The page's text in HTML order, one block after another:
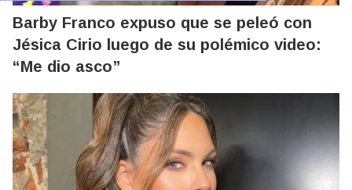
Barby Franco expuso que se peleó con
Jésica Cirio luego de su polémico video:
“Me dio asco”